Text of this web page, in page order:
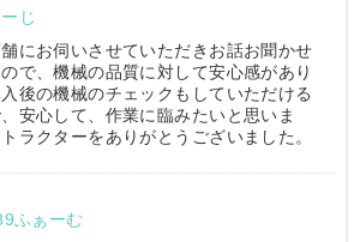
じ
にお伺いさせていただきお話お聞かせ
で、機械の品質に対して安心感があり
後の機械のチェックもしていただける
安心して、作業に臨みたいと思いま
ラクターをありがとうございました。
ふぁーむ